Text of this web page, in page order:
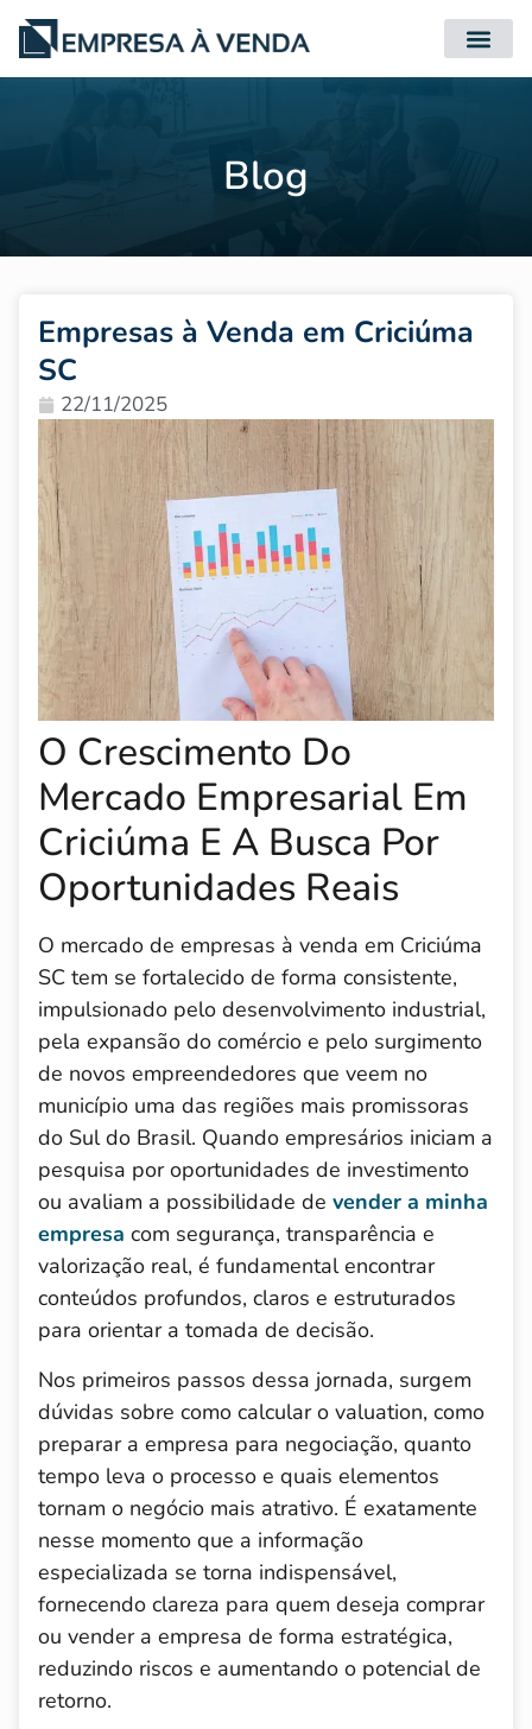
Blog
Empresas à Venda em Criciúma
SC
22/11/2025
O Crescimento Do
Mercado Empresarial Em
Criciúma E A Busca Por
Oportunidades Reais
O mercado de empresas à venda em Criciúma
SC tem se fortalecido de forma consistente,
impulsionado pelo desenvolvimento industrial,
pela expansão do comércio e pelo surgimento
de novos empreendedores que veem no
município uma das regiões mais promissoras
do Sul do Brasil. Quando empresários iniciam a
pesquisa por oportunidades de investimento
ou avaliam a possibilidade de vender a minha
empresa com segurança, transparência e
valorização real, é fundamental encontrar
conteúdos profundos, claros e estruturados
para orientar a tomada de decisão.
Nos primeiros passos dessa jornada, surgem
dúvidas sobre como calcular o valuation, como
preparar a empresa para negociação, quanto
tempo leva o processo e quais elementos
tornam o negócio mais atrativo. É exatamente
nesse momento que a informação
especializada se torna indispensável,
fornecendo clareza para quem deseja comprar
ou vender a empresa de forma estratégica,
reduzindo riscos e aumentando o potencial de
retorno.